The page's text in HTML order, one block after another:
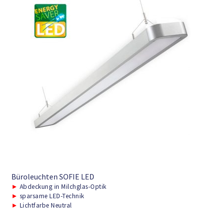
Büroleuchten SOFIE LED
► Abdeckung in Milchglas-Optik
► sparsame LED-Technik
► Lichtfarbe Neutral